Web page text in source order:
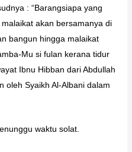
: “Barangsiapa yang
akan bersamanya di
bangun hingga malaikat
Mu si fulan kerana tidur
Ibnu Hibban dari Abdullah
oleh Syaikh Al-Albani dalam
waktu solat.